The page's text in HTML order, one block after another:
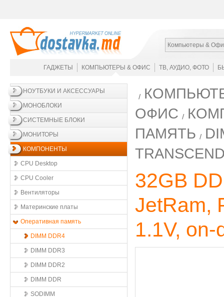
Компьютеры &
ГАДЖЕТЫ КОМПЬЮТЕРЫ & ОФИС ТВ, АУДИО, ФОТО
НОУТБУКИ И АКСЕССУАРЫ
МОНОБЛОКИ
СИСТЕМНЫЕ БЛОКИ
МОНИТОРЫ
КОМПОНЕНТЫ
CPU Desktop
CPU Cooler
Вентиляторы
Материнские платы
Оперативная память
DIMM DDR4
DIMM DDR3
DIMM DDR2
DIMM DDR
SODIMM
ОФИС
ПАМЯТЬ
32GB
JetRam,
1.1V, on-